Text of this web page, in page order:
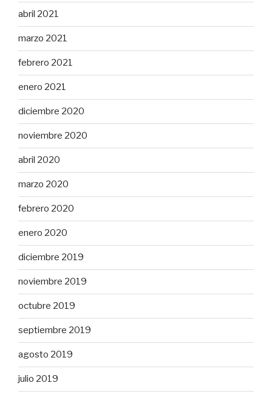
abril 2021
marzo 2021
febrero 2021
enero 2021
diciembre 2020
noviembre 2020
abril 2020
marzo 2020
febrero 2020
enero 2020
diciembre 2019
noviembre 2019
octubre 2019
septiembre 2019
agosto 2019
julio 2019